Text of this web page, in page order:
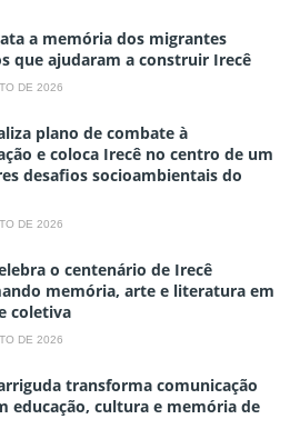
a memória dos migrantes
que ajudaram a construir Irecê
DE 2026
plano de combate à
e coloca Irecê no centro de um
desafios socioambientais do
DE 2026
o centenário de Irecê
memória, arte e literatura em
coletiva
DE 2026
transforma comunicação
educação, cultura e memória de